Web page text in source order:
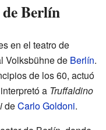
Berlín
en el teatro de
Volksbühne de Berlín.
de los 60, actuó
a Truffaldino
deCarlo Goldoni.